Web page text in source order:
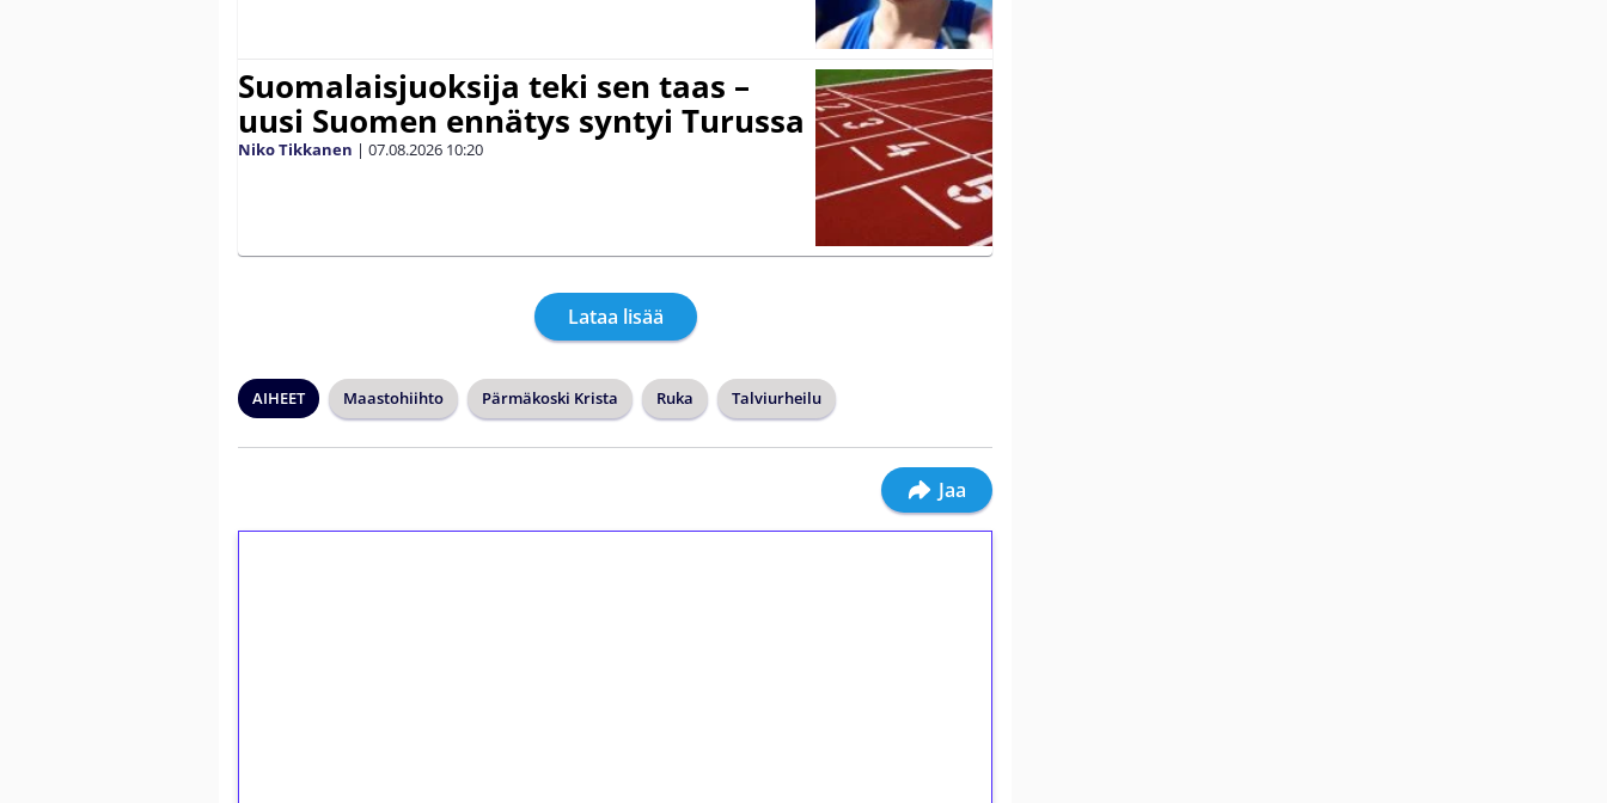
Suomalaisjuoksija teki sen taas –
uusi Suomen ennätys syntyi Turussa
Niko Tikkanen | 07.08.2026 10:20
Lataa lisää
AIHEET Maastohiihto Pärmäkoski Krista Ruka Talviurheilu
Jaa